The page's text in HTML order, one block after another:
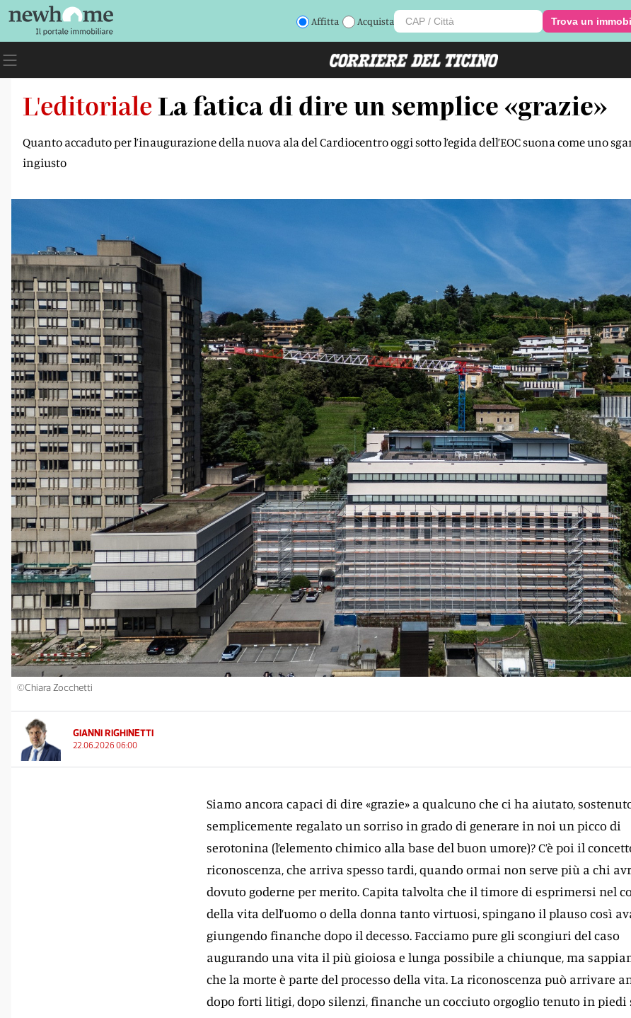
Affitta Acquista Trova un
L'editoriale La fatica di dire un semplice «grazie»
Quanto accaduto per l’inaugurazione della nuova ala del Cardiocentro oggi sotto l’egida dell’EOC suona come uno
ingiusto
©Chiara Zocchetti
GIANNI RIGHINETTI
22.06.2026 06:00
Siamo ancora capaci di dire «grazie» a qualcuno che ci ha aiutato,
semplicemente regalato un sorriso in grado di generare in noi un picco di
serotonina (l’elemento chimico alla base del buon umore)? C’è poi il
riconoscenza, che arriva spesso tardi, quando ormai non serve più a chi
dovuto goderne per merito. Capita talvolta che il timore di esprimersi nel
della vita dell’uomo o della donna tanto virtuosi, spingano il plauso così
giungendo finanche dopo il decesso. Facciamo pure gli scongiuri del caso
augurando una vita il più gioiosa e lunga possibile a chiunque, ma
che la morte è parte del processo della vita. La riconoscenza può arrivare
dopo forti litigi, dopo silenzi, finanche un cocciuto orgoglio tenuto in piedi